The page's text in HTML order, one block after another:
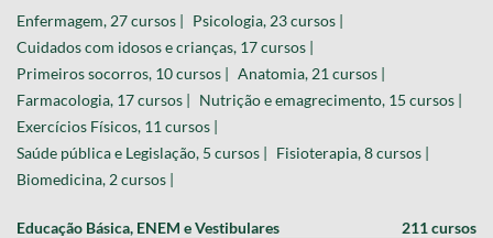
Enfermagem, 27 cursos | Psicologia, 23 cursos |
Cuidados com idosos e crianças, 17 cursos |
Primeiros socorros, 10 cursos | Anatomia, 21 cursos |
Farmacologia, 17 cursos | Nutrição e emagrecimento, 15 cursos |
Exercícios Físicos, 11 cursos |
Saúde pública e Legislação, 5 cursos | Fisioterapia, 8 cursos |
Biomedicina, 2 cursos |
Educação Básica, ENEM e Vestibulares 211 cursos